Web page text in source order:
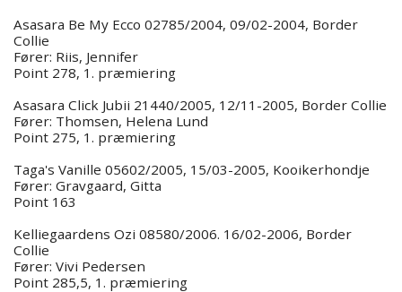
Asasara Be My Ecco 02785/2004, 09/02-2004, Border
Collie
Fører: Riis, Jennifer
Point 278, 1. præmiering
Asasara Click Jubii 21440/2005, 12/11-2005, Border Collie
Fører: Thomsen, Helena Lund
Point 275, 1. præmiering
Taga's Vanille 05602/2005, 15/03-2005, Kooikerhondje
Fører: Gravgaard, Gitta
Point 163
Kelliegaardens Ozi 08580/2006. 16/02-2006, Border
Collie
Fører: Vivi Pedersen
Point 285,5, 1. præmiering